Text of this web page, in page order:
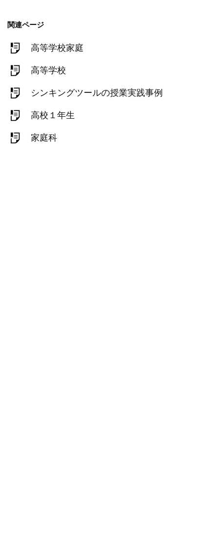
関連ページ
高等学校家庭
高等学校
シンキングツールの授業実践事例
高校１年生
家庭科